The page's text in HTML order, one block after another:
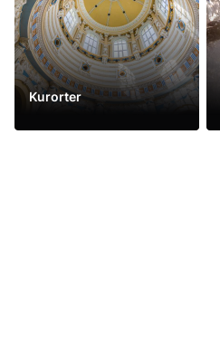
Kurorter
Se mer